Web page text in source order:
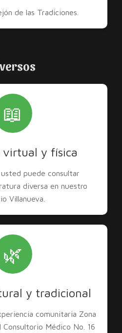
de las Tradiciones.
📖
virtual y física
puede consultar
diversa en nuestro
Villanueva.
🌿
y tradicional
comunitaria Zona
Consultorio Médico No. 16